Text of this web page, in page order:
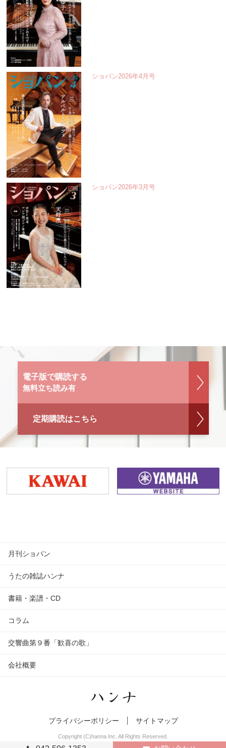
ショパン2026年4月号
ショパン2026年3月号
電子版で購読する
無料立ち読み有
定期購読はこちら
月刊ショパン
うたの雑誌ハンナ
書籍・楽譜・CD
コラム
交響曲第９番「歓喜の歌」
会社概要
プライバシーポリシー サイトマップ
Copyright (C)hanna Inc. All Rights Reserved.